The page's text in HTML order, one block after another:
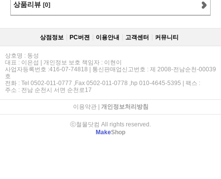
상품리뷰 [0]
상점정보 PC버젼 이용안내 고객센터 커뮤니티
상호명 : 동성
대표 : 이은섭 | 개인정보 보호 책임자 : 이현이
사업자등록번호 :416-07-74818 | 통신판매업신고번호 : 제 2008-전남순천-00039
호
전화 : Tel 0502-011-0777 ,Fax 0502-011-0778 ,hp 010-4645-5395 | 팩스 :
주소 : 전남 순천시 서면 순천로17
이용약관| 개인정보처리방침
ⓒ철물닷컴 All rights reserved.
MakeShop